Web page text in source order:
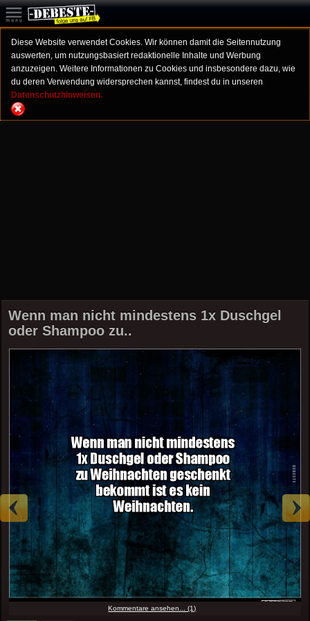
Diese Website verwendet Cookies. Wir können damit die Seitennutzung
auswerten, um nutzungsbasiert redaktionelle Inhalte und Werbung
anzuzeigen. Weitere Informationen zu Cookies und insbesondere dazu, wie
du deren Verwendung widersprechen kannst, findest du in unseren
Datenschutzhinweisen.
Wenn man nicht mindestens 1x Duschgel
oder Shampoo zu..
Kommentare ansehen... (1)